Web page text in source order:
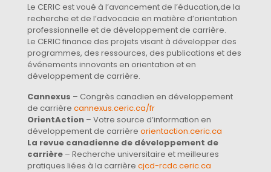
Le CERIC est voué à l’avancement de l’éducation,de la
recherche et de l’advocacie en matière d’orientation
professionnelle et de développement de carrière.
Le CERIC finance des projets visant à développer des
programmes, des ressources, des publications et des
événements innovants en orientation et en
développement de carrière.
Cannexus – Congrès canadien en développement
de carrière cannexus.ceric.ca/fr
OrientAction – Votre source d’information en
développement de carrière orientaction.ceric.ca
La revue canadienne de développement de
carrière – Recherche universitaire et meilleures
pratiques liées à la carrière cjcd-rcdc.ceric.ca